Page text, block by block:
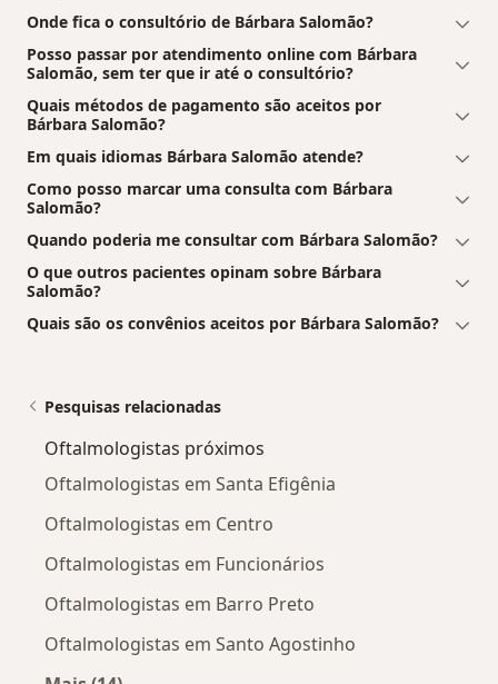
Onde fica o consultório de Bárbara Salomão?
Posso passar por atendimento online com Bárbara
Salomão, sem ter que ir até o consultório?
Quais métodos de pagamento são aceitos por
Bárbara Salomão?
Em quais idiomas Bárbara Salomão atende?
Como posso marcar uma consulta com Bárbara
Salomão?
Quando poderia me consultar com Bárbara Salomão?
O que outros pacientes opinam sobre Bárbara
Salomão?
Quais são os convênios aceitos por Bárbara Salomão?
Pesquisas relacionadas
Oftalmologistas próximos
Oftalmologistas em Santa Efigênia
Oftalmologistas em Centro
Oftalmologistas em Funcionários
Oftalmologistas em Barro Preto
Oftalmologistas em Santo Agostinho